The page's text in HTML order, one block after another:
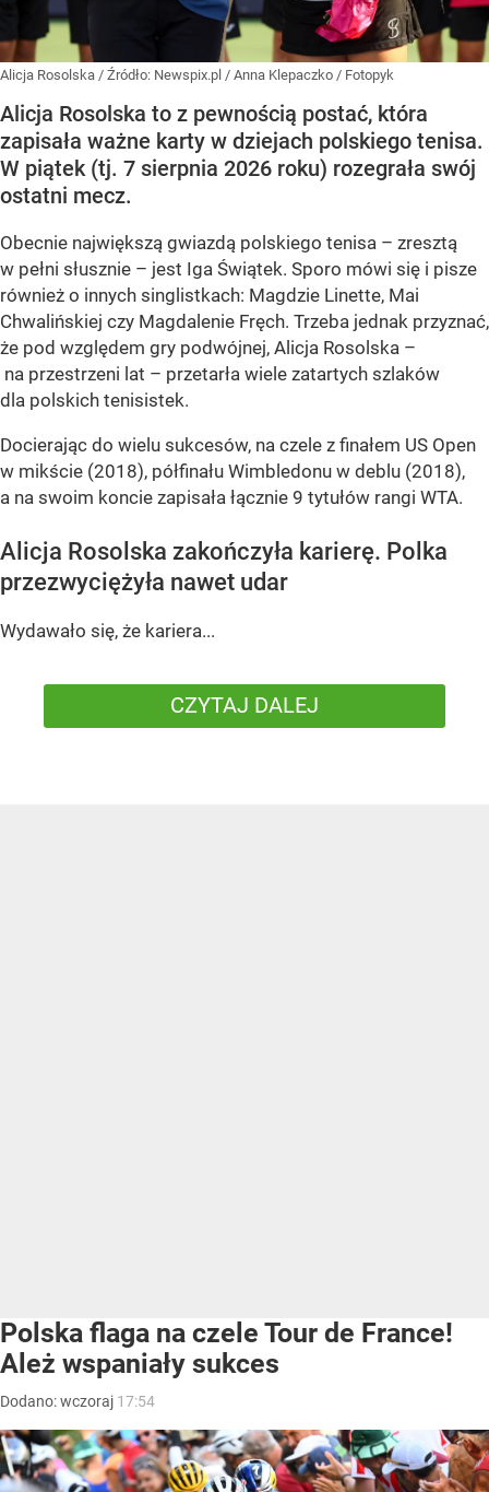
Alicja Rosolska / Źródło: Newspix.pl / Anna Klepaczko / Fotopyk
Alicja Rosolska to z pewnością postać, która
zapisała ważne karty w dziejach polskiego tenisa.
W piątek (tj. 7 sierpnia 2026 roku) rozegrała swój
ostatni mecz.
Obecnie największą gwiazdą polskiego tenisa – zresztą
w pełni słusznie – jest Iga Świątek. Sporo mówi się i pisze
również o innych singlistkach: Magdzie Linette, Mai
Chwalińskiej czy Magdalenie Fręch. Trzeba jednak przyznać,
że pod względem gry podwójnej, Alicja Rosolska –
na przestrzeni lat – przetarła wiele zatartych szlaków
dla polskich tenisistek.
Docierając do wielu sukcesów, na czele z finałem US Open
w mikście (2018), półfinału Wimbledonu w deblu (2018),
a na swoim koncie zapisała łącznie 9 tytułów rangi WTA.
Alicja Rosolska zakończyła karierę. Polka
przezwyciężyła nawet udar
Wydawało się, że kariera...
CZYTAJ DALEJ
Polska flaga na czele Tour de France!
Ależ wspaniały sukces
Dodano:wczoraj 17:54